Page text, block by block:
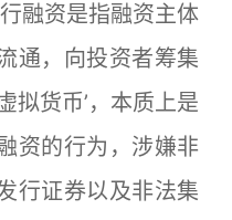
融资是指融资主体
通，向投资者筹集
拟货币’，本质上是
资的行为，涉嫌非
行证券以及非法集